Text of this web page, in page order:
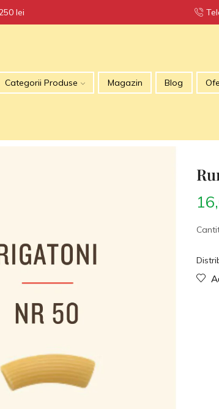
lei
Categorii Produse Magazin Blog